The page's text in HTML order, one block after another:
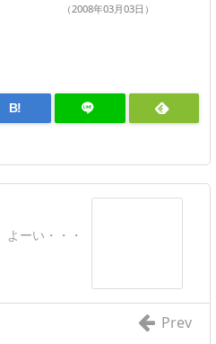
（2008年03月03日）
B!
よーい・・・
Prev